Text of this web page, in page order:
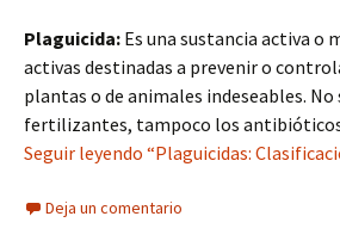
Plaguicida: Es una sustancia activa o
activas destinadas a prevenir o
plantas o de animales indeseables.
fertilizantes, tampoco los
Seguir leyendo “Plaguicidas:
Deja un comentario